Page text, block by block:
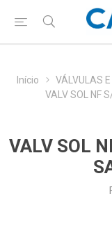
Início VÁLVULAS
VALV SOL NF
VALV SOL